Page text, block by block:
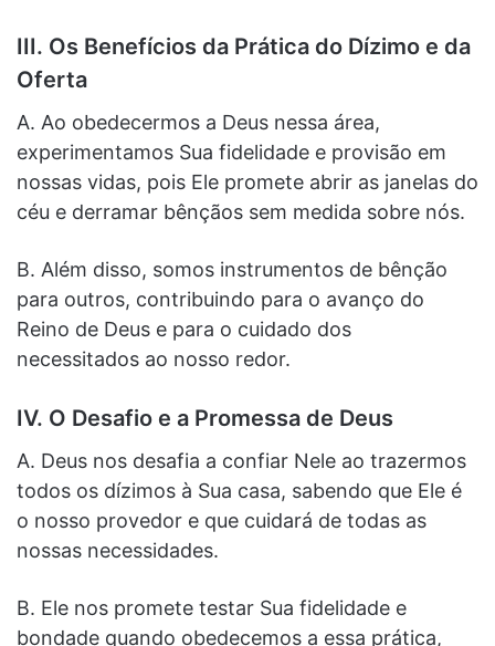
III. Os Benefícios da Prática do Dízimo e da
Oferta
A. Ao obedecermos a Deus nessa área,
experimentamos Sua fidelidade e provisão em
nossas vidas, pois Ele promete abrir as janelas do
céu e derramar bênçãos sem medida sobre nós.
B. Além disso, somos instrumentos de bênção
para outros, contribuindo para o avanço do
Reino de Deus e para o cuidado dos
necessitados ao nosso redor.
IV. O Desafio e a Promessa de Deus
A. Deus nos desafia a confiar Nele ao trazermos
todos os dízimos à Sua casa, sabendo que Ele é
o nosso provedor e que cuidará de todas as
nossas necessidades.
B. Ele nos promete testar Sua fidelidade e
bondade quando obedecemos a essa prática,